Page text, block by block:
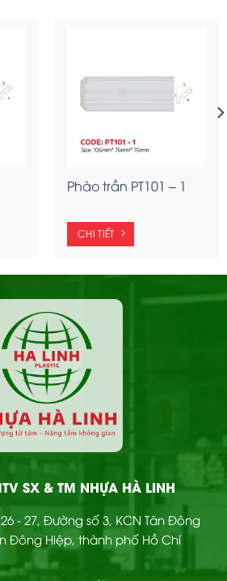
Phào trần PT101 – 1
CHI TIẾT
SX & TM NHỰA HÀ LINH
- 27, Đường số 3, KCN Tân Đông
Đông Hiệp, thành phố Hồ Chí